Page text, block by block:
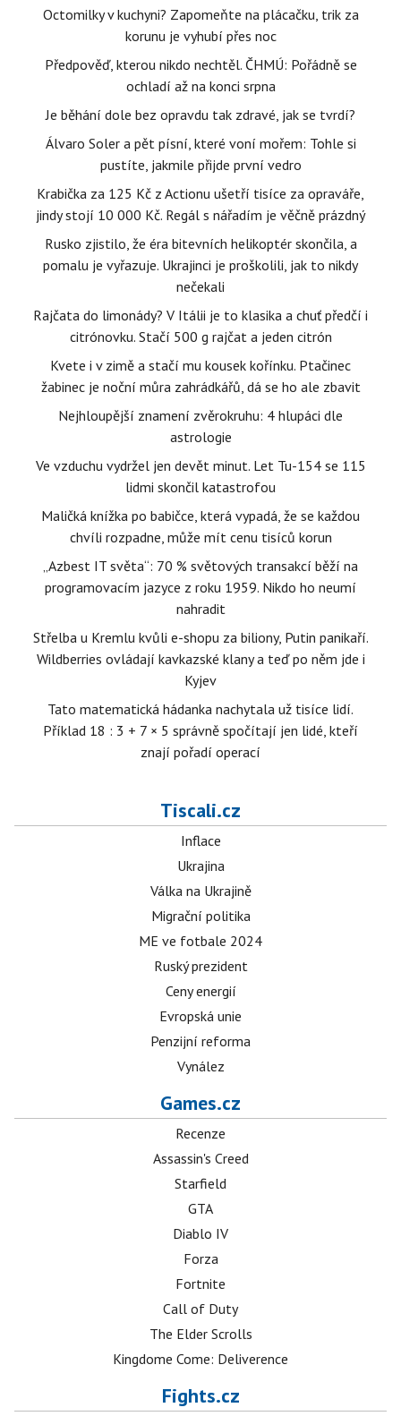
Octomilky v kuchyni? Zapomeňte na plácačku, trik za
korunu je vyhubí přes noc
Předpověď, kterou nikdo nechtěl. ČHMÚ: Pořádně se
ochladí až na konci srpna
Je běhání dole bez opravdu tak zdravé, jak se tvrdí?
Álvaro Soler a pět písní, které voní mořem: Tohle si
pustíte, jakmile přijde první vedro
Krabička za 125 Kč z Actionu ušetří tisíce za opraváře,
jindy stojí 10 000 Kč. Regál s nářadím je věčně prázdný
Rusko zjistilo, že éra bitevních helikoptér skončila, a
pomalu je vyřazuje. Ukrajinci je proškolili, jak to nikdy
nečekali
Rajčata do limonády? V Itálii je to klasika a chuť předčí i
citrónovku. Stačí 500 g rajčat a jeden citrón
Kvete i v zimě a stačí mu kousek kořínku. Ptačinec
žabinec je noční můra zahrádkářů, dá se ho ale zbavit
Nejhloupější znamení zvěrokruhu: 4 hlupáci dle
astrologie
Ve vzduchu vydržel jen devět minut. Let Tu-154 se 115
lidmi skončil katastrofou
Maličká knížka po babičce, která vypadá, že se každou
chvíli rozpadne, může mít cenu tisíců korun
„Azbest IT světa“: 70 % světových transakcí běží na
programovacím jazyce z roku 1959. Nikdo ho neumí
nahradit
Střelba u Kremlu kvůli e-shopu za biliony, Putin panikaří.
Wildberries ovládají kavkazské klany a teď po něm jde i
Kyjev
Tato matematická hádanka nachytala už tisíce lidí.
Příklad 18 : 3 + 7 × 5 správně spočítají jen lidé, kteří
znají pořadí operací
Tiscali.cz
Inflace
Ukrajina
Válka na Ukrajině
Migrační politika
ME ve fotbale 2024
Ruský prezident
Ceny energií
Evropská unie
Penzijní reforma
Vynález
Games.cz
Recenze
Assassin's Creed
Starfield
GTA
Diablo IV
Forza
Fortnite
Call of Duty
The Elder Scrolls
Kingdome Come: Deliverence
Fights.cz